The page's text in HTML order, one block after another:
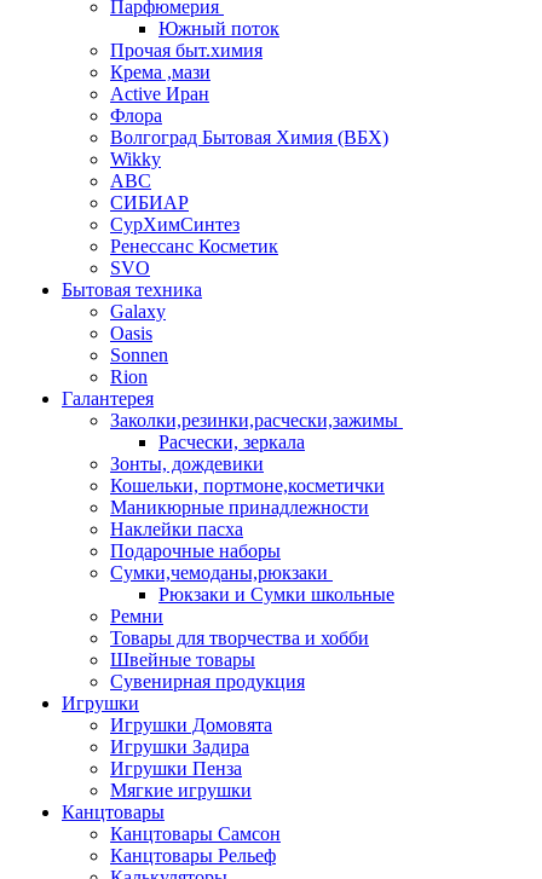
Парфюмерия
Южный поток
Прочая быт.химия
Крема ,мази
Аctive Иран
Флора
Волгоград Бытовая Химия (ВБХ)
Wikky
АВС
СИБИАР
СурХимСинтез
Ренессанс Косметик
SVO
Бытовая техника
Galaxy
Oasis
Sonnen
Rion
Галантерея
Заколки,резинки,расчески,зажимы
Расчески, зеркала
Зонты, дождевики
Кошельки, портмоне,косметички
Маникюрные принадлежности
Наклейки пасха
Подарочные наборы
Сумки,чемоданы,рюкзаки
Рюкзаки и Сумки школьные
Ремни
Товары для творчества и хобби
Швейные товары
Сувенирная продукция
Игрушки
Игрушки Домовята
Игрушки Задира
Игрушки Пенза
Мягкие игрушки
Канцтовары
Канцтовары Самсон
Канцтовары Рельеф